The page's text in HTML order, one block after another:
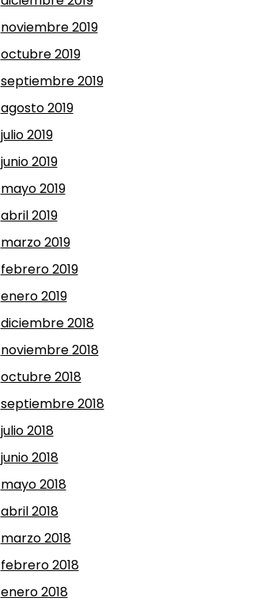
noviembre 2019
octubre 2019
septiembre 2019
agosto 2019
julio 2019
junio 2019
mayo 2019
abril 2019
marzo 2019
febrero 2019
enero 2019
diciembre 2018
noviembre 2018
octubre 2018
septiembre 2018
julio 2018
junio 2018
mayo 2018
abril 2018
marzo 2018
febrero 2018
enero 2018